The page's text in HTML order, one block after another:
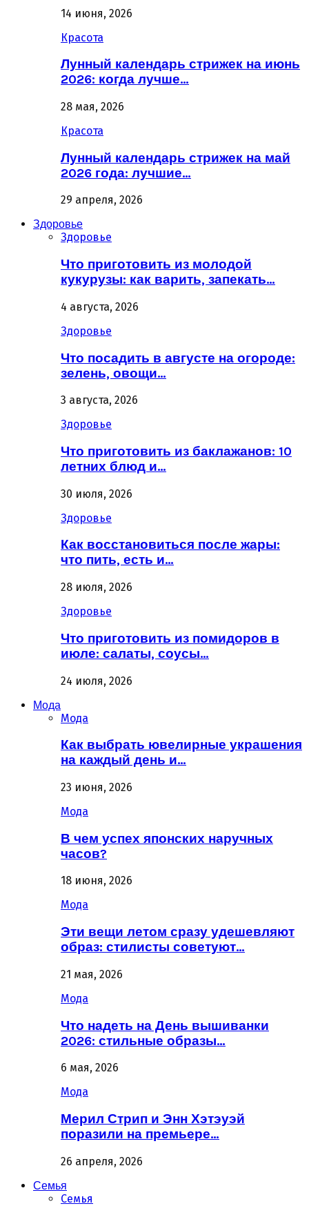
14 июня, 2026
Красота
Лунный календарь стрижек на июнь
2026: когда лучше…
28 мая, 2026
Красота
Лунный календарь стрижек на май
2026 года: лучшие…
29 апреля, 2026
Здоровье
Здоровье
Что приготовить из молодой
кукурузы: как варить, запекать…
4 августа, 2026
Здоровье
Что посадить в августе на огороде:
зелень, овощи…
3 августа, 2026
Здоровье
Что приготовить из баклажанов: 10
летних блюд и…
30 июля, 2026
Здоровье
Как восстановиться после жары:
что пить, есть и…
28 июля, 2026
Здоровье
Что приготовить из помидоров в
июле: салаты, соусы…
24 июля, 2026
Мода
Мода
Как выбрать ювелирные украшения
на каждый день и…
23 июня, 2026
Мода
В чем успех японских наручных
часов?
18 июня, 2026
Мода
Эти вещи летом сразу удешевляют
образ: стилисты советуют…
21 мая, 2026
Мода
Что надеть на День вышиванки
2026: стильные образы…
6 мая, 2026
Мода
Мерил Стрип и Энн Хэтэуэй
поразили на премьере…
26 апреля, 2026
Семья
Семья